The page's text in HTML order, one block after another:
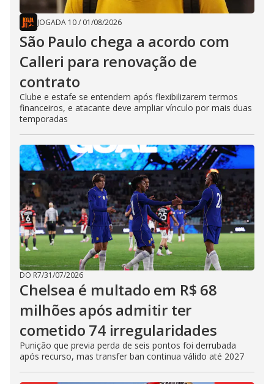
JOGADA 10/ 01/08/2026
São Paulo chega a acordo com
Calleri para renovação de
contrato
Clube e estafe se entendem após flexibilizarem termos
financeiros, e atacante deve ampliar vínculo por mais duas
temporadas
DO R7/31/07/2026
Chelsea é multado em R$ 68
milhões após admitir ter
cometido 74 irregularidades
Punição que previa perda de seis pontos foi derrubada
após recurso, mas transfer ban continua válido até 2027